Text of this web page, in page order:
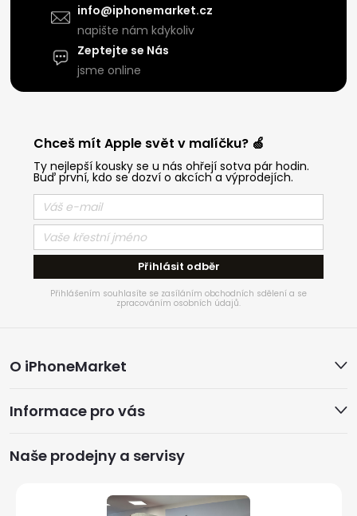
info@iphonemarket.cz
napište nám kdykoliv
Zeptejte se Nás
jsme online
Chceš mít Apple svět v malíčku? 🍏
Ty nejlepší kousky se u nás ohřejí sotva pár hodin.
Buď první, kdo se dozví o akcích a výprodejích.
Přihlásit odběr
Přihlášením souhlasíte se zasíláním obchodních sdělení a se
zpracováním osobních údajů.
á
p
a
O iPhoneMarket
Informace pro vás
Naše prodejny a servisy